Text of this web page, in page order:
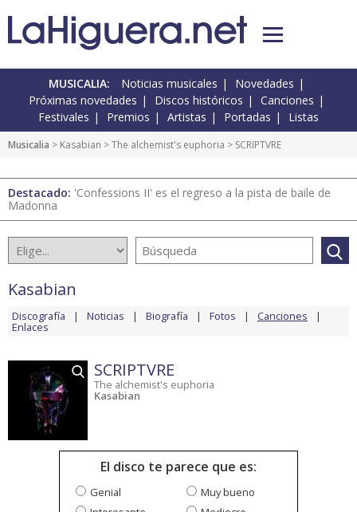
MUSICALIA: Noticias musicales
Novedades
Próximas novedades
Discos históricos
Canciones
Festivales
Premios Artistas Portadas Listas
Musicalia > Kasabian >The alchemist's euphoria > SCRIPTVRE
Destacado: 'Confessions II' es el regreso a la pista de baile de
Madonna
Kasabian
Discografía Noticias Biografía Fotos Canciones
Enlaces
SCRIPTVRE
The alchemist's euphoria
Kasabian
El disco te parece que es:
Genial
Muy bueno